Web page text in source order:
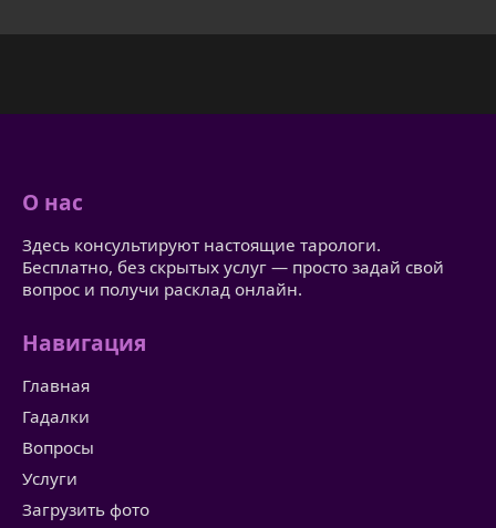
О нас
Здесь консультируют настоящие тарологи.
Бесплатно, без скрытых услуг — просто задай свой
вопрос и получи расклад онлайн.
Навигация
Главная
Гадалки
Вопросы
Услуги
Загрузить фото